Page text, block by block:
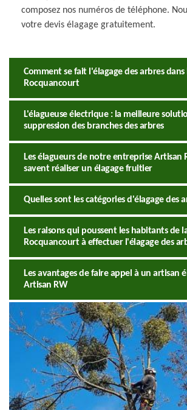
composez nos numéros de téléphone.
votre devis élagage gratuitement.
Comment se fait l'élagage des arbres
Rocquancourt
L'élagueuse électrique : la meilleure
suppression des branches des arbres
Les élagueurs de notre entreprise Artisan
savent réaliser un élagage fruitier
Quelles sont les catégories d'élagage des
Les raisons qui poussent les habitants de
Rocquancourt à effectuer l'élagage des
Les avantages de faire appel à un artisan
Artisan RW